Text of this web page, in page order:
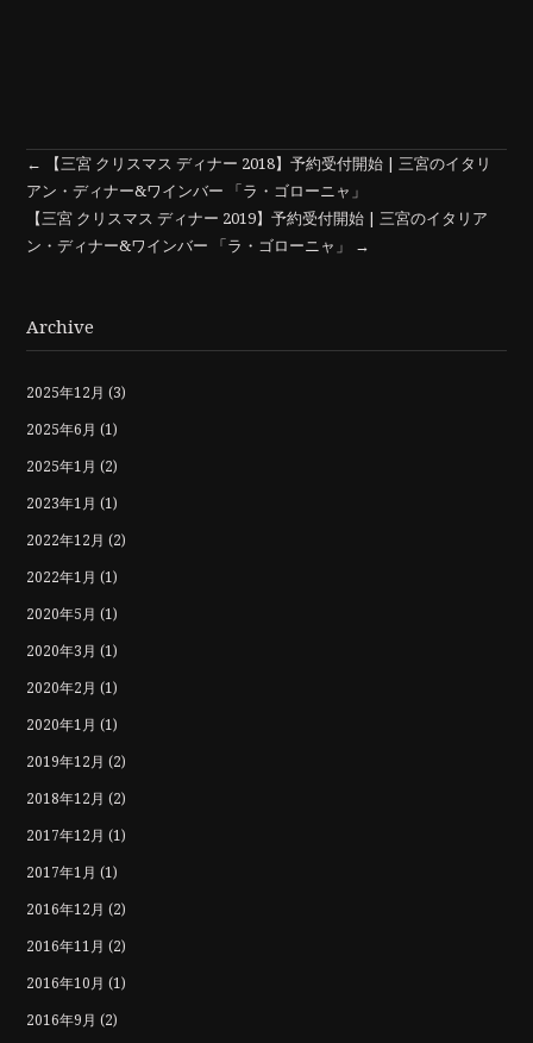
←
【三宮 クリスマス ディナー 2018】予約受付開始 | 三宮のイタリ
アン・ディナー&ワインバー 「ラ・ゴローニャ」
【三宮 クリスマス ディナー 2019】予約受付開始 | 三宮のイタリア
ン・ディナー&ワインバー 「ラ・ゴローニャ」
→
Archive
2025年12月 (3)
2025年6月 (1)
2025年1月 (2)
2023年1月 (1)
2022年12月 (2)
2022年1月 (1)
2020年5月 (1)
2020年3月 (1)
2020年2月 (1)
2020年1月 (1)
2019年12月 (2)
2018年12月 (2)
2017年12月 (1)
2017年1月 (1)
2016年12月 (2)
2016年11月 (2)
2016年10月 (1)
2016年9月 (2)